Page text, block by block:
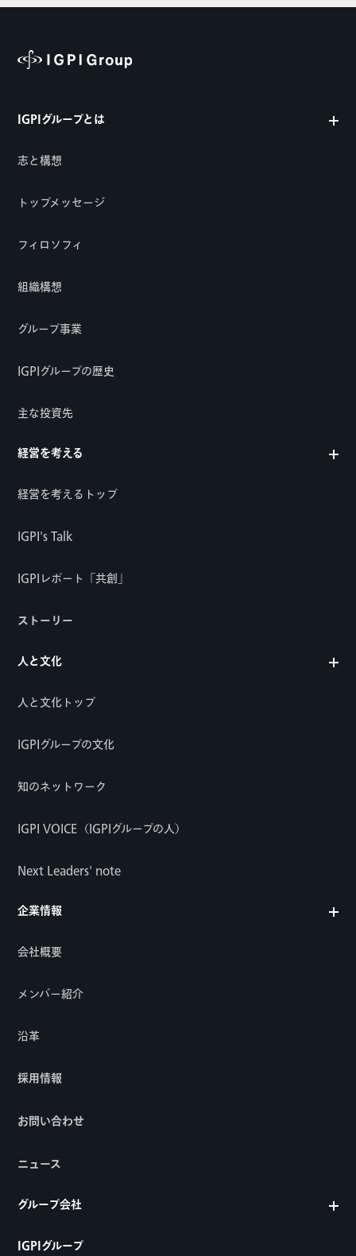
IGPIグループとは
志と構想
トップメッセージ
フィロソフィ
組織構想
グループ事業
IGPIグループの歴史
主な投資先
経営を考える
経営を考えるトップ
IGPI's Talk
IGPIレポート「共創」
ストーリー
人と文化
人と文化トップ
IGPIグループの文化
知のネットワーク
IGPI VOICE（IGPIグループの人）
Next Leaders' note
企業情報
会社概要
メンバー紹介
沿革
採用情報
お問い合わせ
ニュース
グループ会社
IGPIグループ